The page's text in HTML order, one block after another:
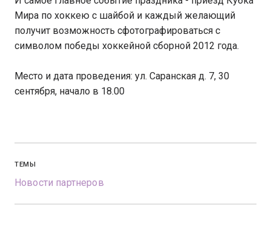
Мира по хоккею с шайбой и каждый желающий
получит возможность сфотографироваться с
символом победы хоккейной сборной 2012 года.
Место и дата проведения: ул. Саранская д. 7, 30
сентября, начало в 18.00
ТЕМЫ
Новости партнеров